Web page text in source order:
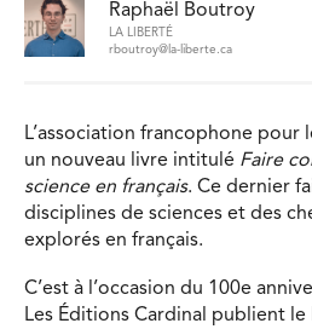
Raphaël Boutroy
LA LIBERTÉ
rboutroy@la-liberte.ca
L’association francophone pour
un nouveau livre intitulé Faire
science en français. Ce dernier
disciplines de sciences et des
explorés en français.
C’est à l’occasion du 100e
Les Éditions Cardinal publient le